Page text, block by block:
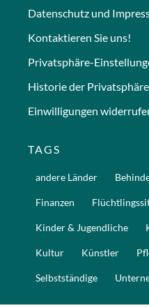
Datenschutz und
Kontaktieren Sie uns!
Privatsphäre-
Historie der
Einwilligungen
TAGS
andere Länder
Finanzen
Kinder & Jugendliche
Kultur Künstler
Selbstständige